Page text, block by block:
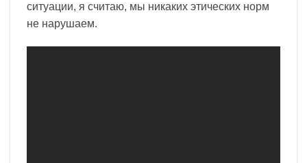
ситуации, я считаю, мы никаких этических норм
не нарушаем.